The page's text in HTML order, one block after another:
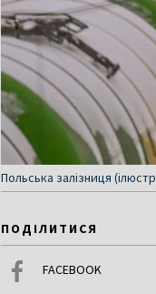
Польська залізниця
ПОДІЛИТИСЯ
FACEBOOK